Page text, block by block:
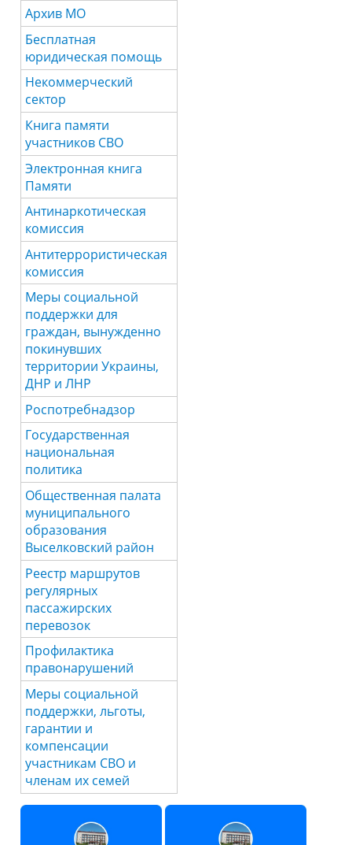
Архив МО
Бесплатная
юридическая помощь
Некоммерческий
сектор
Книга памяти
участников СВО
Электронная книга
Памяти
Антинаркотическая
комиссия
Антитеррористическая
комиссия
Меры социальной
поддержки для
граждан, вынужденно
покинувших
территории Украины,
ДНР и ЛНР
Роспотребнадзор
Государственная
национальная
политика
Общественная палата
муниципального
образования
Выселковский район
Реестр маршрутов
регулярных
пассажирских
перевозок
Профилактика
правонарушений
Меры социальной
поддержки, льготы,
гарантии и
компенсации
участникам СВО и
членам их семей